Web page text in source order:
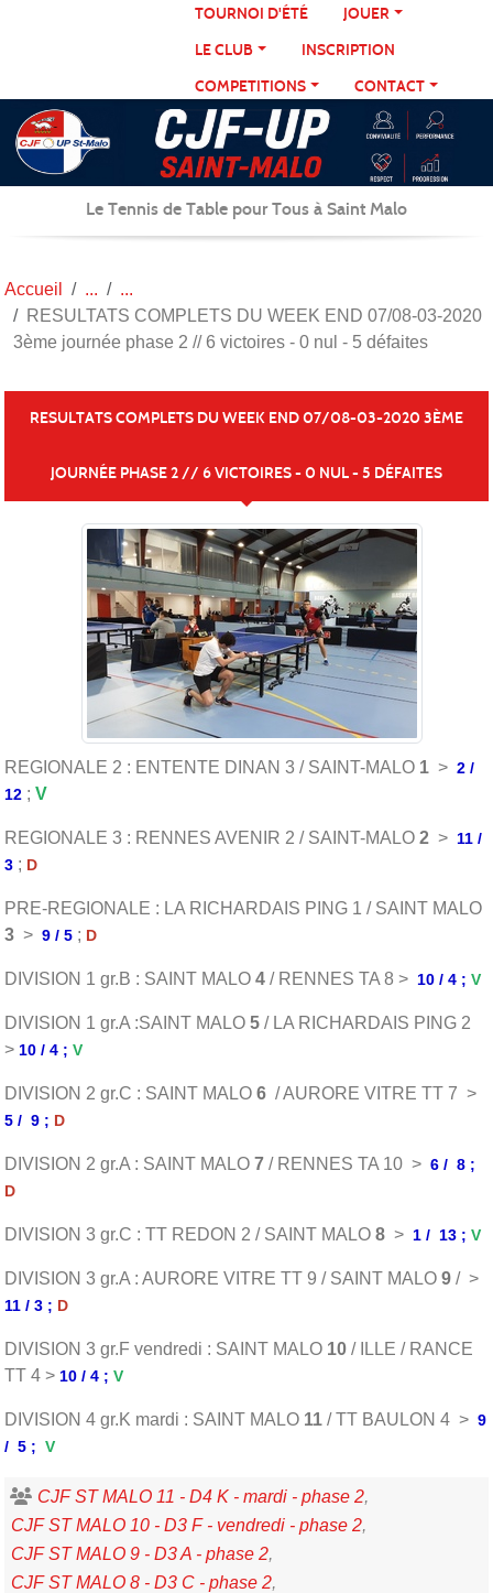
TOURNOI D'ÉTÉ
JOUER
LE CLUB
INSCRIPTION
COMPETITIONS
CONTACT
Le Tennis de Table pour Tous à Saint Malo
Accueil
RESULTATS COMPLETS DU WEEK END 07/08-03-2020
3ème journée phase 2 // 6 victoires - 0 nul - 5 défaites
RESULTATS COMPLETS DU WEEK END 07/08-03-2020 3ÈME
JOURNÉE PHASE 2 // 6 VICTOIRES - 0 NUL - 5 DÉFAITES
REGIONALE 2 : ENTENTE DINAN 3 / SAINT-MALO 1 > 2 /
12 ; V
REGIONALE 3 : RENNES AVENIR 2 / SAINT-MALO 2 > 11 /
3 ; D
PRE-REGIONALE : LA RICHARDAIS PING 1 / SAINT MALO
3 > 9 / 5 ; D
DIVISION 1 gr.B : SAINT MALO 4 / RENNES TA 8 > 10 / 4 ; V
DIVISION 1 gr.A :SAINT MALO 5 / LA RICHARDAIS PING 2
> 10 / 4 ; V
DIVISION 2 gr.C : SAINT MALO 6 / AURORE VITRE TT 7 >
5 / 9 ; D
DIVISION 2 gr.A : SAINT MALO 7 / RENNES TA 10 > 6 / 8 ;
D
DIVISION 3 gr.C : TT REDON 2 / SAINT MALO 8 > 1 / 13 ; V
DIVISION 3 gr.A : AURORE VITRE TT 9 / SAINT MALO 9 / >
11 / 3 ; D
DIVISION 3 gr.F vendredi : SAINT MALO 10 / ILLE / RANCE
TT 4 > 10 / 4 ; V
DIVISION 4 gr.K mardi : SAINT MALO 11 / TT BAULON 4 > 9
/ 5 ; V
CJF ST MALO 11 - D4 K - mardi - phase 2
CJF ST MALO 10 - D3 F - vendredi - phase 2
CJF ST MALO 9 - D3 A - phase 2
CJF ST MALO 8 - D3 C - phase 2
Panneau de gestion des cookies